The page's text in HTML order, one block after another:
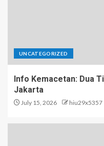
UNCATEGORIZED
Info Kemacetan: Dua
Jakarta
July 15, 2026 hiu29x5357